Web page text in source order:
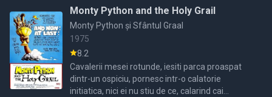
rasiale și ...
Monty Python and the Holy Grail
Monty Python și Sfântul Graal
1975
8.2
Cavalerii mesei rotunde, iesiti parca proaspat
dintr-un ospiciu, pornesc intr-o calatorie
initiatica, nici ei nu stiu de ce, calarind cai